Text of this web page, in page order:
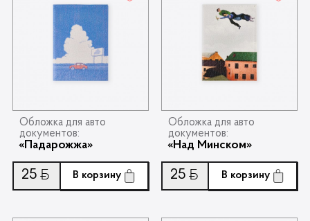
Обложка для авто
документов:
«Падарожжа»
25 Ƃ В корзину
Обложка для авто
документов:
«Над Минском»
25 Ƃ В корзину